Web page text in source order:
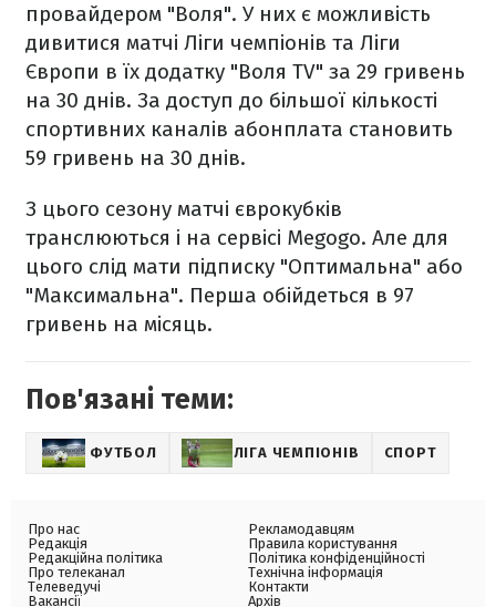
провайдером "Воля". У них є можливість
дивитися матчі Ліги чемпіонів та Ліги
Європи в їх додатку "Воля TV" за 29 гривень
на 30 днів. За доступ до більшої кількості
спортивних каналів абонплата становить
59 гривень на 30 днів.
З цього сезону матчі єврокубків
транслюються і на сервісі Megogo. Але для
цього слід мати підписку "Оптимальна" або
"Максимальна". Перша обійдеться в 97
гривень на місяць.
Пов'язані теми:
ФУТБОЛ ЛІГА ЧЕМПІОНІВ СПОРТ
Про нас
Редакція
Редакційна політика
Про телеканал
Телеведучі
Вакансії
Рекламодавцям
Правила користування
Політика конфіденційності
Технічна інформація
Контакти
Архів